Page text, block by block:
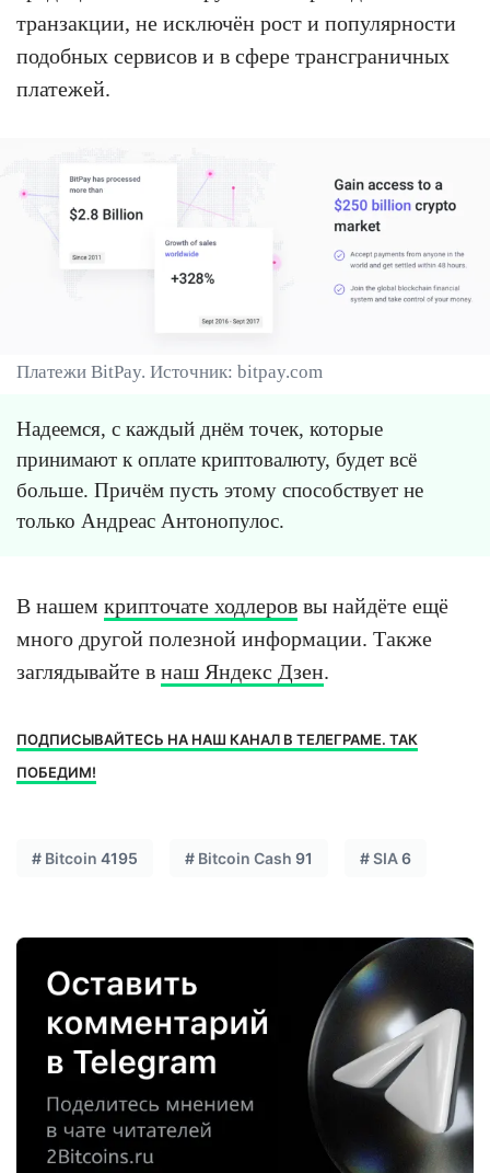
транзакции, не исключён рост и популярности
подобных сервисов и в сфере трансграничных
платежей.
Платежи BitPay. Источник: bitpay.com
Надеемся, с каждый днём точек, которые
принимают к оплате криптовалюту, будет всё
больше. Причём пусть этому способствует не
только Андреас Антонопулос.
В нашем крипточате ходлеров вы найдёте ещё
много другой полезной информации. Также
заглядывайте в наш Яндекс Дзен.
ПОДПИСЫВАЙТЕСЬ НА НАШ КАНАЛ В ТЕЛЕГРАМЕ. ТАК
ПОБЕДИМ!
# Bitcoin 4195 # Bitcoin Cash 91 #SIA6